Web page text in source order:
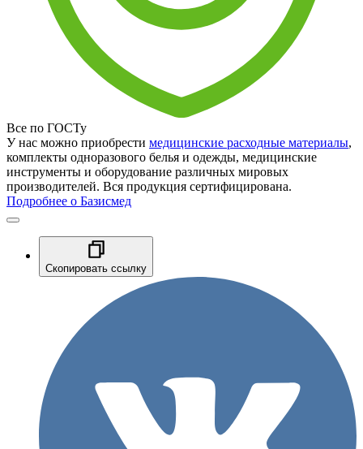
Все по ГОСТу
У нас можно приобрести медицинские расходные материалы,
комплекты одноразового белья и одежды, медицинские
инструменты и оборудование различных мировых
производителей. Вся продукция сертифицирована.
Подробнее о Базисмед
Скопировать ссылку